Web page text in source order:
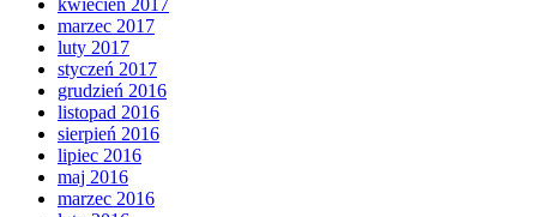
kwiecień 2017
marzec 2017
luty 2017
styczeń 2017
grudzień 2016
listopad 2016
sierpień 2016
lipiec 2016
maj 2016
marzec 2016